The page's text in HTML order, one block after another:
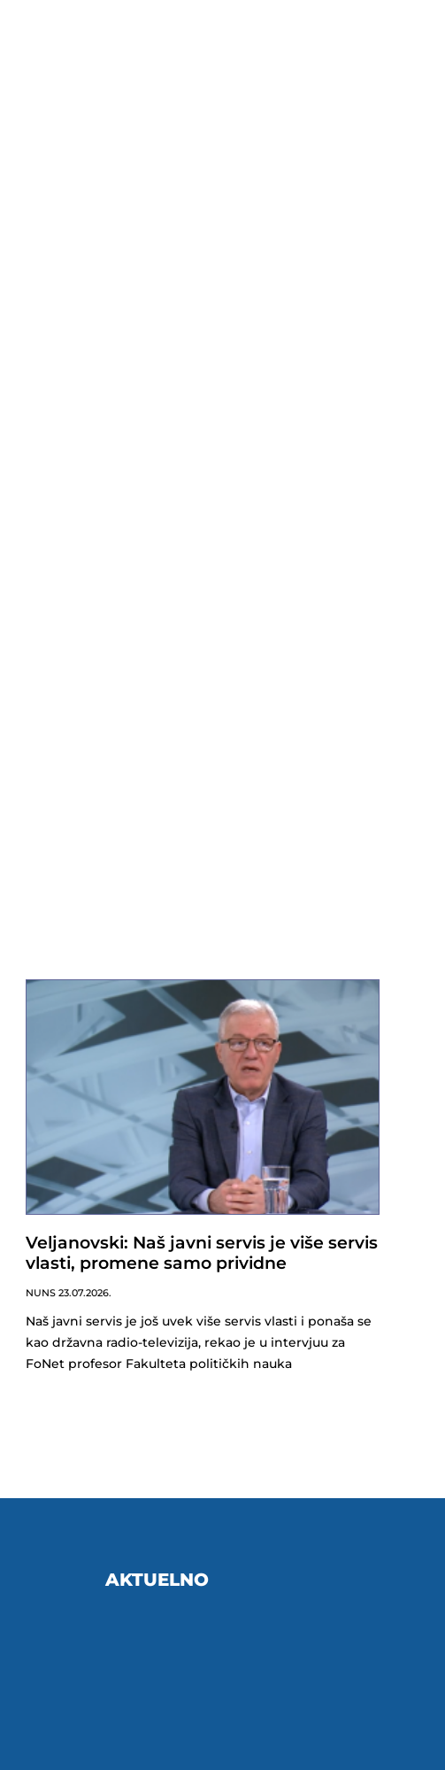
Veljanovski: Naš javni servis je više servis
vlasti, promene samo prividne
NUNS 23.07.2026.
Naš javni servis je još uvek više servis vlasti i ponaša se
kao državna radio-televizija, rekao je u intervjuu za
FoNet profesor Fakulteta političkih nauka
AKTUELNO